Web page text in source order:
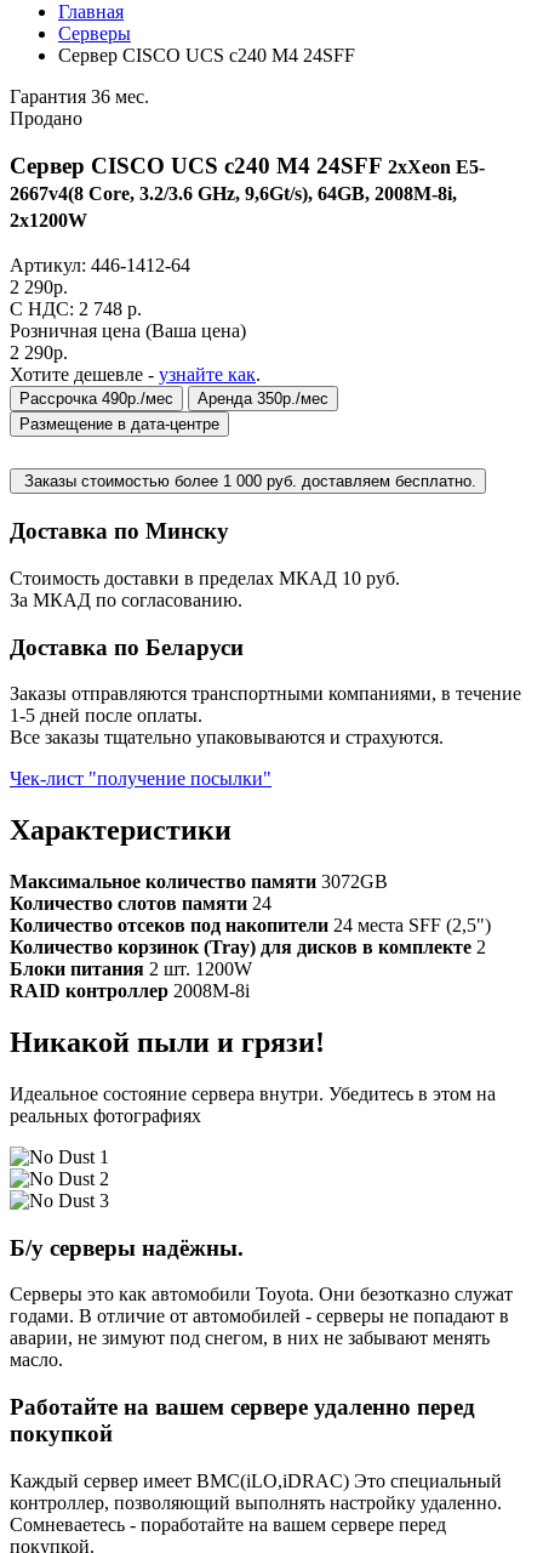
Главная
Серверы
Сервер CISCO UCS c240 M4 24SFF
Гарантия 36 мес.
Продано
Сервер CISCO UCS c240 M4 24SFF 2xXeon E5-
2667v4(8 Core, 3.2/3.6 GHz, 9,6Gt/s), 64GB, 2008M-8i,
2x1200W
Артикул: 446-1412-64
2 290р.
C НДС: 2 748 р.
Розничная цена (Ваша цена)
2 290р.
Хотите дешевле - узнайте как.
Рассрочка 490р./мес
Аренда 350р./мес
Размещение в дата-центре
Заказы стоимостью более 1 000 руб. доставляем бесплатно.
Доставка по Минску
Стоимость доставки в пределах МКАД 10 руб.
За МКАД по согласованию.
Доставка по Беларуси
Заказы отправляются транспортными компаниями, в течение
1-5 дней после оплаты.
Все заказы тщательно упаковываются и страхуются.
Чек-лист "получение посылки"
Характеристики
Максимальное количество памяти 3072GB
Количество слотов памяти 24
Количество отсеков под накопители 24 места SFF (2,5")
Количество корзинок (Tray) для дисков в комплекте 2
Блоки питания 2 шт. 1200W
RAID контроллер 2008M-8i
Никакой пыли и грязи!
Идеальное состояние сервера внутри. Убедитесь в этом на
реальных фотографиях
Б/у серверы надёжны.
Серверы это как автомобили Toyota. Они безотказно служат
годами. В отличие от автомобилей - серверы не попадают в
аварии, не зимуют под снегом, в них не забывают менять
масло.
Работайте на вашем сервере удаленно перед
покупкой
Каждый сервер имеет BMC(iLO,iDRAC) Это специальный
контроллер, позволяющий выполнять настройку удаленно.
Сомневаетесь - поработайте на вашем сервере перед
покупкой.